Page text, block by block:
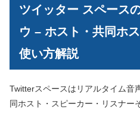
ツイッター スペース
ウ – ホスト・共同ホ
使い方解説
Twitterスペースはリアルタイム音
同ホスト・スピーカー・リスナー